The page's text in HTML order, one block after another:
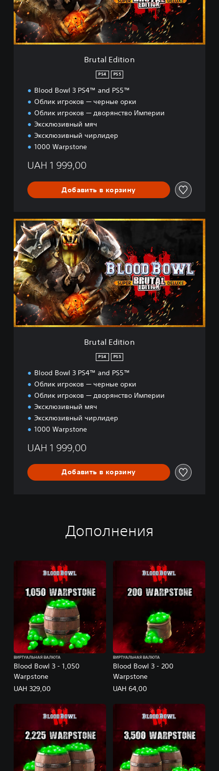
d
i
t
i
o
Brutal Edition
PS4 PS5
Blood Bowl 3 PS4™ and PS5™
Облик игроков — черные орки
Облик игроков — дворянство Империи
Эксклюзивный мяч
Эксклюзивный чирлидер
1000 Warpstone
UAH 1 999,00
Добавить в корзину
B
r
u
t
a
l
E
d
i
t
i
o
Brutal Edition
PS4 PS5
Blood Bowl 3 PS4™ and PS5™
Облик игроков — черные орки
Облик игроков — дворянство Империи
Эксклюзивный мяч
Эксклюзивный чирлидер
1000 Warpstone
UAH 1 999,00
Добавить в корзину
Дополнения
Blood Bowl 3 - 1,050
Warpstone
ВИРТУАЛЬНАЯ ВАЛЮТА
UAH 329,00
Blood Bowl 3 - 200
Warpstone
ВИРТУАЛЬНАЯ ВАЛЮТА
UAH 64,00